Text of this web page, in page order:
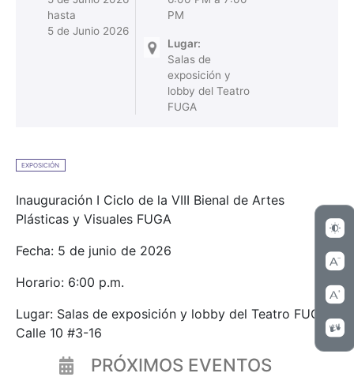
hasta
5 de Junio 2026
PM
Lugar:
Salas de
exposición y
lobby del Teatro
FUGA
EXPOSICIÓN
Inauguración I Ciclo de la VIII Bienal de Artes
Plásticas y Visuales FUGA
Fecha: 5 de junio de 2026
Horario: 6:00 p.m.
Lugar: Salas de exposición y lobby del Teatro FUGA.
Calle 10 #3-16
PRÓXIMOS EVENTOS